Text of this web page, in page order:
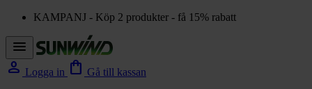
KAMPANJ - Köp 2 produkter - få 15% rabatt
menu
person Logga in shopping_bag Gå till kassan